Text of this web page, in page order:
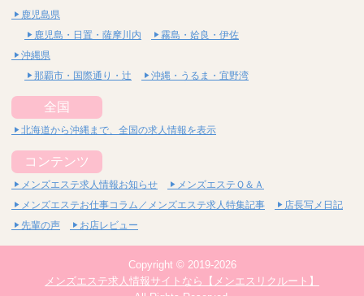
鹿児島県
鹿児島・日置・薩摩川内
霧島・姶良・伊佐
沖縄県
那覇市・国際通り・辻
沖縄・うるま・宜野湾
全国
北海道から沖縄まで、全国の求人情報を表示
コンテンツ
メンズエステ求人情報お知らせ
メンズエステＱ＆Ａ
メンズエステお仕事コラム／メンズエステ求人特集記事
店長写メ日記
先輩の声
お店レビュー
Copyright © 2019-2026
メンズエステ求人情報サイトなら【メンエスリクルート】